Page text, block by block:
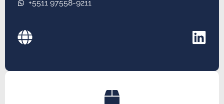
+5511 97558-9211